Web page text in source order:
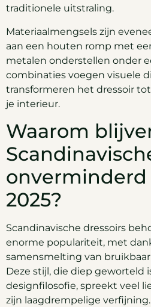
traditionele uitstraling.
Materiaalmengsels zijn
aan een houten romp met
metalen onderstellen onder
combinaties voegen visuele
transformeren het dressoir
je interieur.
Waarom
2025?
Scandinavische dressoirs
enorme populariteit, met
samensmelting van
Deze stijl, die diep geworteld
designfilosofie, spreekt veel
zijn laagdrempelige verfijning.